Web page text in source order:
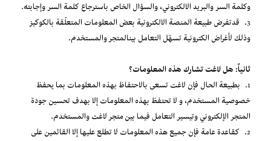
وكلمة السر والبريد الالكتروني، والسؤال الخاص باسترجاع كلمة السر وإجابته.
3. قدتفرض طبيعة المنصة الالكترونية بعض المعلومات المتعلّقة بالكوكيز
وذلك لأغراض الكترونية تسهّل التعامل بينالمتجر والمستخدم.
ثانياً: هل لاغت تشارك هذه المعلومات؟
1. بطبيعة الحال فإن لاغت تسعى بالاحتفاظ بهذه المعلومات بما يحفظ
خصوصية المستخدم، و لا تحتفظ بهذه المعلومات إلا بهدف تحسين جودة
المتجر الإلكتروني وتيسير التعامل فيما بين متجر لاغت والمستخدم.
2. كقاعدة عامة فإن جميع هذه المعلومات لا تطلع عليها إلا القائمين على